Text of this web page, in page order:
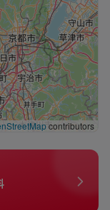
contributors